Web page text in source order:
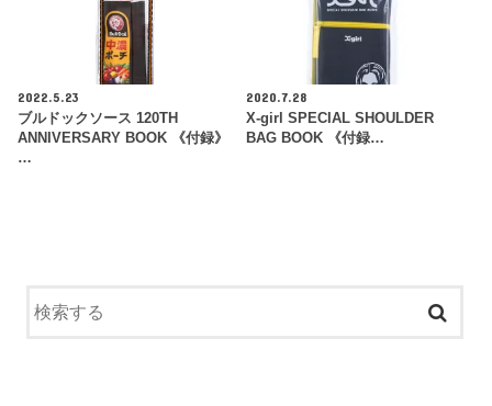
2022.5.23
ブルドックソース 120TH
ANNIVERSARY BOOK 《付録》
…
2020.7.28
X-girl SPECIAL SHOULDER
BAG BOOK 《付録…